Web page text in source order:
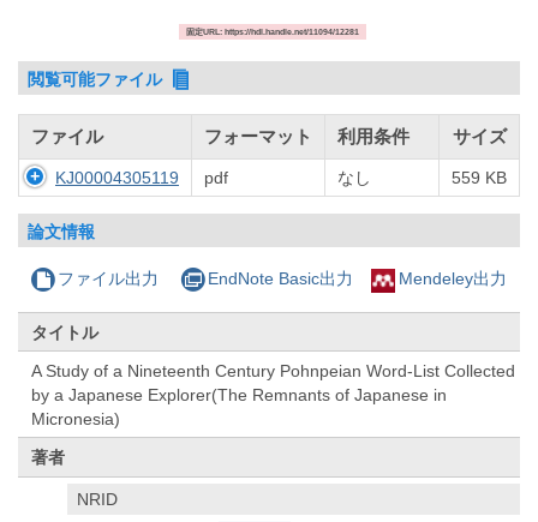
固定URL: https://hdl.handle.net/11094/12281
閲覧可能ファイル
ファイル フォーマット 利用条件 サイズ
KJ00004305119 pdf なし 559 KB
論文情報
ファイル出力 EndNote Basic出力 Mendeley出力
タイトル
A Study of a Nineteenth Century Pohnpeian Word-List Collected
by a Japanese Explorer(The Remnants of Japanese in
Micronesia)
著者
NRID